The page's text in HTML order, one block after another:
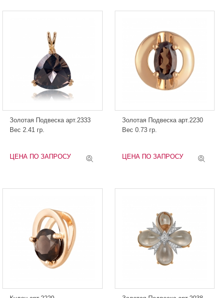
Золотая Подвеска арт.2333
Вес 2.41 гр.
ЦЕНА ПО ЗАПРОСУ
Золотая Подвеска арт.2230
Вес 0.73 гр.
ЦЕНА ПО ЗАПРОСУ